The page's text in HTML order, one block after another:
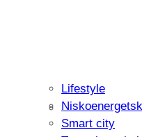
Isprobali
Lifestyle
Smart city